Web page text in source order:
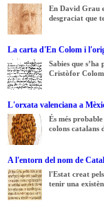
En David Grau
desgraciat que
La carta d'En Colom i
Sabies que
Cristòfor
L'orxata valenciana a
És més
colons catalans
A l'entorn del nom de
l'Estat creat
tenir una